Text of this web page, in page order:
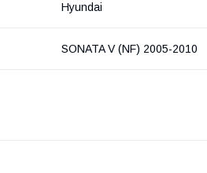
Hyundai
SONATA V (NF) 2005-2010